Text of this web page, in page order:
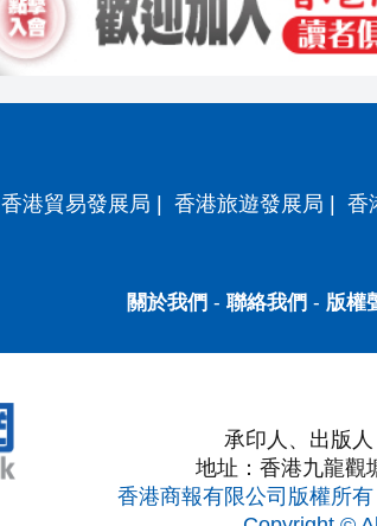
香港貿易發展局 | 香港旅遊發展局 | 香
關於我們 - 聯絡我們 - 版權
承印人、出版
地址：香港九龍觀
香港商報有限公司版權所